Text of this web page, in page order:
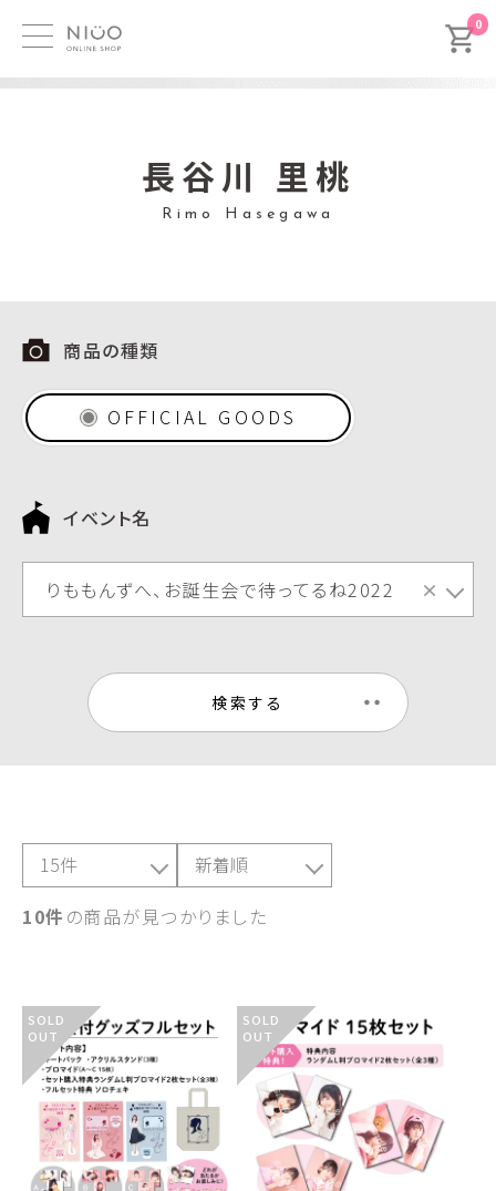
0
長谷川 里桃
Rimo Hasegawa
商品の種類
OFFICIAL GOODS
イベント名
×
りももんずへ、お誕生会で待ってるね2022
検索する
10件 の商品が見つかりました
SOLD
OUT
SOLD
OUT